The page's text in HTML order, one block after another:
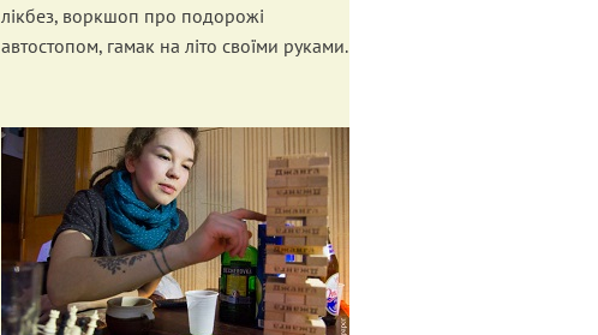
лікбез, воркшоп про подорожі
автостопом, гамак на літо своїми руками.